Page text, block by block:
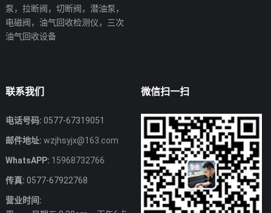
泵，拉断阀，切断阀，潜油泵，
电磁阀，油气回收检测仪，三次
油气回收设备
联系我们
电话号码: 0577-67319051
邮件地址: wzjhsyjx@163.com
WhatsAPP: 15968732766
传真: 0577-67922768
营业时间:
微信扫一扫